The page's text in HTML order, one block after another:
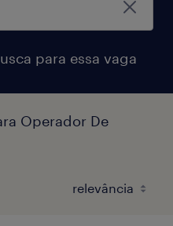
para essa vaga
Operador De